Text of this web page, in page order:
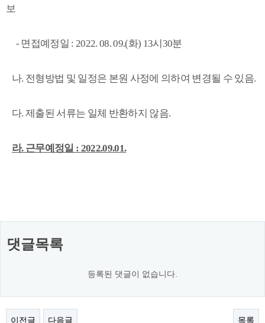
보
- 면접예정일 : 2022. 08. 09.(화) 13시 30분
나. 전형방법 및 일정은 본원 사정에 의하여 변경될 수 있음.
다.제출된 서류는 일체 반환하지 않음.
라. 근무예정일 : 2022.09.01.​
댓글목록
등록된 댓글이 없습니다.
이전글 다음글 목록